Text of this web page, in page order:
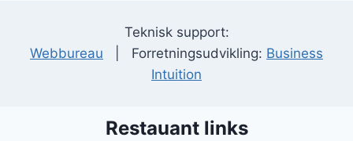
Teknisk support:
Webbureau | Forretningsudvikling: Business
Intuition
Restauant links